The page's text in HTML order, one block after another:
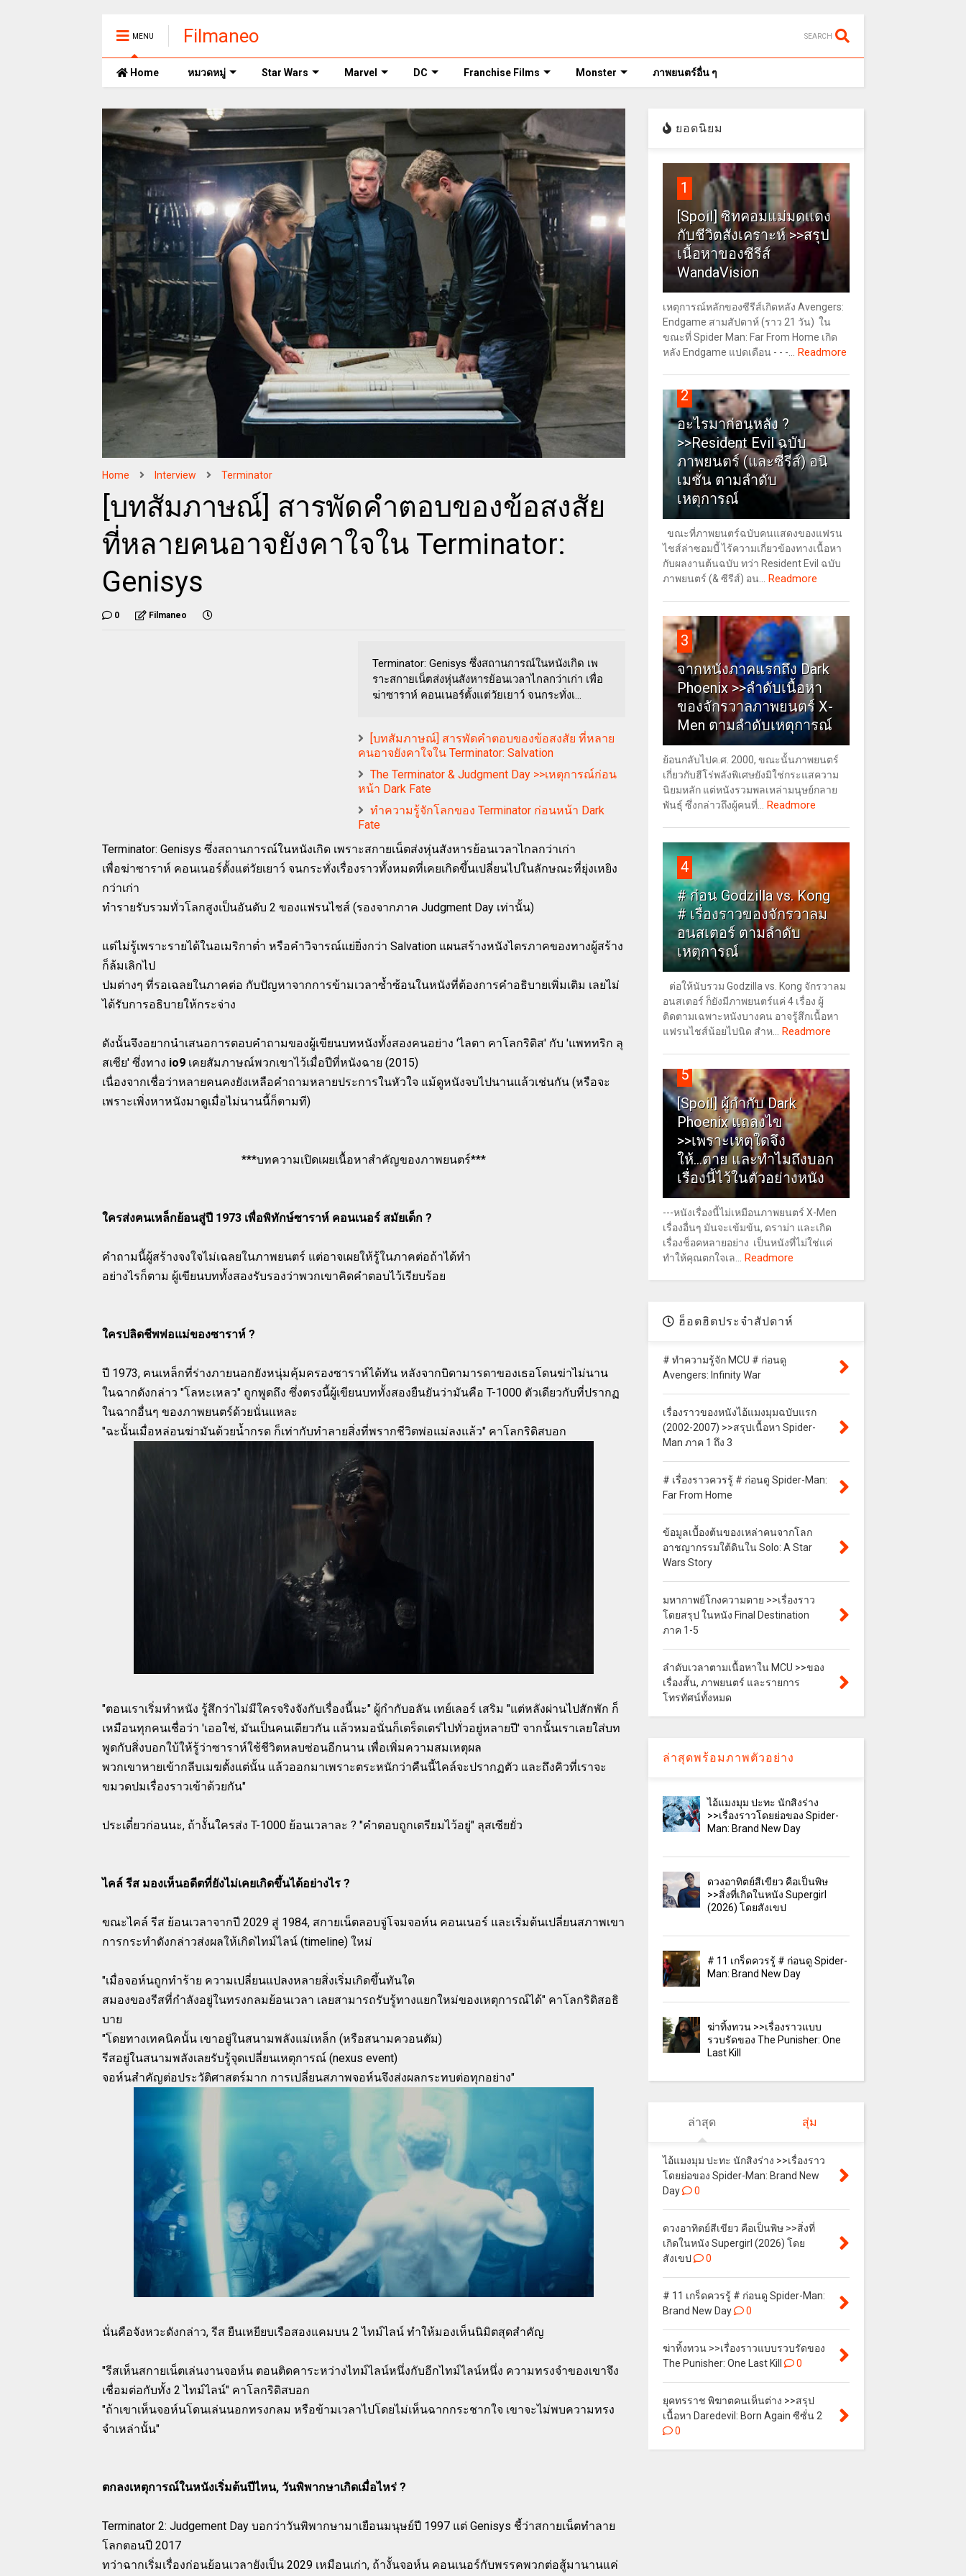
MENU Filmaneo SEARCH
Home หมวดหมู่ Star Wars Marvel DC Franchise Films Monster ภาพยนตร์อื่น ๆ
Home Interview Terminator
[บทสัมภาษณ์] สารพัดคำตอบของข้อสงสัย
ที่หลายคนอาจยังคาใจใน Terminator:
Genisys
0 Filmaneo
Terminator: Genisys ซึ่งสถานการณ์ในหนังเกิด เพ
ราะสกายเน็ตส่งหุ่นสังหารย้อนเวลาไกลกว่าเก่า เพื่อ
ฆ่าซาราห์ คอนเนอร์ตั้งแต่วัยเยาว์ จนกระทั่งเ...
[บทสัมภาษณ์] สารพัดคำตอบของข้อสงสัย ที่หลาย
คนอาจยังคาใจใน Terminator: Salvation
The Terminator & Judgment Day >>เหตุการณ์ก่อน
หน้า Dark Fate
ทำความรู้จักโลกของ Terminator ก่อนหน้า Dark
Fate
Terminator: Genisys ซึ่งสถานการณ์ในหนังเกิด เพราะสกายเน็ตส่งหุ่นสังหารย้อนเวลาไกลกว่าเก่า
เพื่อฆ่าซาราห์ คอนเนอร์ตั้งแต่วัยเยาว์ จนกระทั่งเรื่องราวทั้งหมดที่เคยเกิดขึ้นเปลี่ยนไปในลักษณะที่ยุ่งเหยิง
กว่าเก่า
ทำรายรับรวมทั่วโลกสูงเป็นอันดับ 2 ของแฟรนไชส์ (รองจากภาค Judgment Day เท่านั้น)
แต่ไม่รู้เพราะรายได้ในอเมริกาต่ำ หรือคำวิจารณ์แย่ยิ่งกว่า Salvation แผนสร้างหนังไตรภาคของทางผู้สร้าง
ก็ล้มเลิกไป
ปมต่างๆ ที่รอเฉลยในภาคต่อ กับปัญหาจากการข้ามเวลาซ้ำซ้อนในหนังที่ต้องการคำอธิบายเพิ่มเติม เลยไม่
ได้รับการอธิบายให้กระจ่าง
ดังนั้นจึงอยากนำเสนอการตอบคำถามของผู้เขียนบทหนังทั้งสองคนอย่าง 'ไลตา คาโลกริดิส' กับ 'แพททริก ลุ
สเซีย' ซึ่งทาง io9 เคยสัมภาษณ์พวกเขาไว้เมื่อปีที่หนังฉาย (2015)
เนื่องจากเชื่อว่าหลายคนคงยังเหลือคำถามหลายประการในหัวใจ แม้ดูหนังจบไปนานแล้วเช่นกัน (หรือจะ
เพราะเพิ่งหาหนังมาดูเมื่อไม่นานนี้ก็ตามที)
***บทความเปิดเผยเนื้อหาสำคัญของภาพยนตร์***
ใครส่งฅนเหล็กย้อนสู่ปี 1973 เพื่อพิทักษ์ซาราห์ คอนเนอร์ สมัยเด็ก ?
คำถามนี้ผู้สร้างจงใจไม่เฉลยในภาพยนตร์ แต่อาจเผยให้รู้ในภาคต่อถ้าได้ทำ
อย่างไรก็ตาม ผู้เขียนบททั้งสองรับรองว่าพวกเขาคิดคำตอบไว้เรียบร้อย
ใครปลิดชีพพ่อแม่ของซาราห์ ?
ปี 1973, ฅนเหล็กที่ร่างภายนอกยังหนุ่มคุ้มครองซาราห์ได้ทัน หลังจากบิดามารดาของเธอโดนฆ่าไม่นาน
ในฉากดังกล่าว "โลหะเหลว" ถูกพูดถึง ซึ่งตรงนี้ผู้เขียนบททั้งสองยืนยันว่ามันคือ T-1000 ตัวเดียวกับที่ปรากฏ
ในฉากอื่นๆ ของภาพยนตร์ด้วยนั่นแหละ
"ฉะนั้นเมื่อหล่อนฆ่ามันด้วยน้ำกรด ก็เท่ากับทำลายสิ่งที่พรากชีวิตพ่อแม่ลงแล้ว" คาโลกริดิสบอก
"ตอนเราเริ่มทำหนัง รู้สึกว่าไม่มีใครจริงจังกับเรื่องนี้นะ" ผู้กำกับอลัน เทย์เลอร์ เสริม "แต่หลังผ่านไปสักพัก ก็
เหมือนทุกคนเชื่อว่า 'เออใช่, มันเป็นคนเดียวกัน แล้วหมอนั่นก็เตร็ดเตร่ไปทั่วอยู่หลายปี' จากนั้นเราเลยใส่บท
พูดกับสิ่งบอกใบ้ให้รู้ว่าซาราห์ใช้ชีวิตหลบซ่อนอีกนาน เพื่อเพิ่มความสมเหตุผล
พวกเขาหายเข้ากลีบเมฆตั้งแต่นั้น แล้วออกมาเพราะตระหนักว่าคืนนี้ไคล์จะปรากฏตัว และถึงคิวที่เราจะ
ขมวดปมเรื่องราวเข้าด้วยกัน"
ประเดี๋ยวก่อนนะ, ถ้างั้นใครส่ง T-1000 ย้อนเวลาละ ? "คำตอบถูกเตรียมไว้อยู่" ลุสเซียยั่ว
ไคล์ รีส มองเห็นอดีตที่ยังไม่เคยเกิดขึ้นได้อย่างไร ?
ขณะไคล์ รีส ย้อนเวลาจากปี 2029 สู่ 1984, สกายเน็ตลอบจู่โจมจอห์น คอนเนอร์ และเริ่มต้นเปลี่ยนสภาพเขา
การกระทำดังกล่าวส่งผลให้เกิดไทม์ไลน์ (timeline) ใหม่
"เมื่อจอห์นถูกทำร้าย ความเปลี่ยนแปลงหลายสิ่งเริ่มเกิดขึ้นทันใด
สมองของรีสที่กำลังอยู่ในทรงกลมย้อนเวลา เลยสามารถรับรู้ทางแยกใหม่ของเหตุการณ์ได้" คาโลกริดิสอธิ
บาย
"โดยทางเทคนิคนั้น เขาอยู่ในสนามพลังแม่เหล็ก (หรือสนามควอนตัม)
รีสอยู่ในสนามพลังเลยรับรู้จุดเปลี่ยนเหตุการณ์ (nexus event)
จอห์นสำคัญต่อประวัติศาสตร์มาก การเปลี่ยนสภาพจอห์นจึงส่งผลกระทบต่อทุกอย่าง"
นั่นคือจังหวะดังกล่าว, รีส ยืนเหยียบเรือสองแคมบน 2 ไทม์ไลน์ ทำให้มองเห็นนิมิตสุดสำคัญ
"รีสเห็นสกายเน็ตเล่นงานจอห์น ตอนติดคาระหว่างไทม์ไลน์หนึ่งกับอีกไทม์ไลน์หนึ่ง ความทรงจำของเขาจึง
เชื่อมต่อกับทั้ง 2 ไทม์ไลน์" คาโลกริดิสบอก
"ถ้าเขาเห็นจอห์นโดนเล่นนอกทรงกลม หรือข้ามเวลาไปโดยไม่เห็นฉากกระชากใจ เขาจะไม่พบความทรง
จำเหล่านั้น"
ตกลงเหตุการณ์ในหนังเริ่มต้นปีไหน, วันพิพากษาเกิดเมื่อไหร่ ?
Terminator 2: Judgement Day บอกว่าวันพิพากษามาเยือนมนุษย์ปี 1997 แต่ Genisys ชี้ว่าสกายเน็ตทำลาย
โลกตอนปี 2017
ทว่าฉากเริ่มเรื่องก่อนย้อนเวลายังเป็น 2029 เหมือนเก่า, ถ้างั้นจอห์น คอนเนอร์กับพรรคพวกต่อสู้มานานแค่
ยอดนิยม
1
[Spoil] ซิทคอมแม่มดแดง
กับชีวิตสังเคราะห์ >>สรุป
เนื้อหาของซีรีส์
WandaVision
เหตุการณ์หลักของซีรีส์เกิดหลัง Avengers:
Endgame สามสัปดาห์ (ราว 21 วัน) ใน
ขณะที่ Spider Man: Far From Home เกิด
หลัง Endgame แปดเดือน - - -...
Readmore
2
อะไรมาก่อนหลัง ?
>>Resident Evil ฉบับ
ภาพยนตร์ (และซีรีส์) อนิ
เมชั่น ตามลำดับ
เหตุการณ์
ขณะที่ภาพยนตร์ฉบับคนแสดงของแฟรน
ไชส์ล่าซอมบี้ ไร้ความเกี่ยวข้องทางเนื้อหา
กับผลงานต้นฉบับ ทว่า Resident Evil ฉบับ
ภาพยนตร์ (& ซีรีส์) อน...
Readmore
3
จากหนังภาคแรกถึง Dark
Phoenix >>ลำดับเนื้อหา
ของจักรวาลภาพยนตร์ X-
Men ตามลำดับเหตุการณ์
ย้อนกลับไปค.ศ. 2000, ขณะนั้นภาพยนตร์
เกี่ยวกับฮีโร่พลังพิเศษยังมิใช่กระแสความ
นิยมหลัก แต่หนังรวมพลเหล่ามนุษย์กลาย
พันธุ์ ซึ่งกล่าวถึงผู้คนที่...
Readmore
4
# ก่อน Godzilla vs. Kong
# เรื่องราวของจักรวาลม
อนสเตอร์ ตามลำดับ
เหตุการณ์
ต่อให้นับรวม Godzilla vs. Kong จักรวาลม
อนสเตอร์ ก็ยังมีภาพยนตร์แค่ 4 เรื่อง ผู้
ติดตามเฉพาะหนังบางคน อาจรู้สึกเนื้อหา
แฟรนไชส์น้อยไปนิด สำห...
Readmore
5
[Spoil] ผู้กำกับ Dark
Phoenix แถลงไข
>>เพราะเหตุใดจึง
ให้...ตาย และทำไมถึงบอก
เรื่องนี้ไว้ในตัวอย่างหนัง
---หนังเรื่องนี้ไม่เหมือนภาพยนตร์ X-Men
เรื่องอื่นๆ มันจะเข้มข้น, ดราม่า และเกิด
เรื่องช็อคหลายอย่าง เป็นหนังที่ไม่ใช่แค่
ทำให้คุณตกใจเล...
Readmore
ฮ็อตฮิตประจำสัปดาห์
# ทำความรู้จัก MCU # ก่อนดู
Avengers: Infinity War
เรื่องราวของหนังไอ้แมงมุมฉบับแรก
(2002-2007) >>สรุปเนื้อหา Spider-
Man ภาค 1 ถึง 3
# เรื่องราวควรรู้ # ก่อนดู Spider-Man:
Far From Home
ข้อมูลเบื้องต้นของเหล่าคนจากโลก
อาชญากรรมใต้ดินใน Solo: A Star
Wars Story
มหากาพย์โกงความตาย >>เรื่องราว
โดยสรุป ในหนัง Final Destination
ภาค 1-5
ลำดับเวลาตามเนื้อหาใน MCU >>ของ
เรื่องสั้น, ภาพยนตร์ และรายการ
โทรทัศน์ทั้งหมด
ล่าสุดพร้อมภาพตัวอย่าง
ไอ้แมงมุม ปะทะ นักสิงร่าง
>>เรื่องราวโดยย่อของ Spider-
Man: Brand New Day
ดวงอาทิตย์สีเขียว คือเป็นพิษ
>>สิ่งที่เกิดในหนัง Supergirl
(2026) โดยสังเขป
# 11 เกร็ดควรรู้ # ก่อนดู Spider-
Man: Brand New Day
ฆ่าทิ้งทวน >>เรื่องราวแบบ
รวบรัดของ The Punisher: One
Last Kill
ล่าสุด สุ่ม
ไอ้แมงมุม ปะทะ นักสิงร่าง >>เรื่องราว
โดยย่อของ Spider-Man: Brand New
Day
0
ดวงอาทิตย์สีเขียว คือเป็นพิษ >>สิ่งที่
เกิดในหนัง Supergirl (2026) โดย
สังเขป
0
# 11 เกร็ดควรรู้ # ก่อนดู Spider-Man:
Brand New Day
0
ฆ่าทิ้งทวน >>เรื่องราวแบบรวบรัดของ
The Punisher: One Last Kill
0
ยุคทรราช พิฆาตคนเห็นต่าง >>สรุป
เนื้อหา Daredevil: Born Again ซีซั่น 2
0